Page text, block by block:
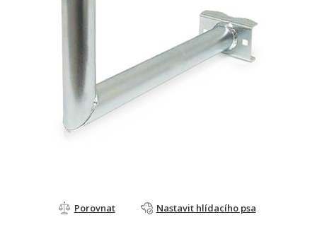
Porovnat Nastavit hlídacího psa